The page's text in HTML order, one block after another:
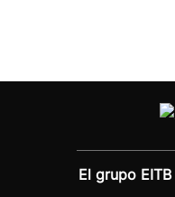
El grupo EITB